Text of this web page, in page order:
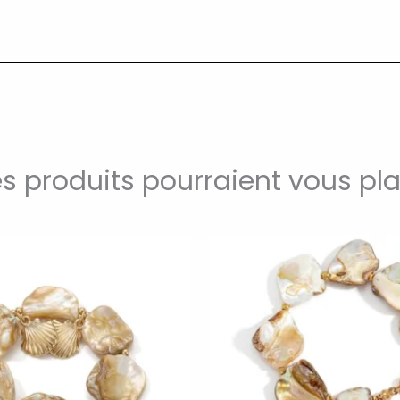
produits pourraient vous